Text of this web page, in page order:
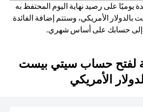
يوميًا على رصيد نهاية اليوم المحتفظ به
الأمريكي، وستتم إضافة الفائدة
إلى حسابك على أساس شهري.
لفتح حساب سيتي بيست
الأمريكي